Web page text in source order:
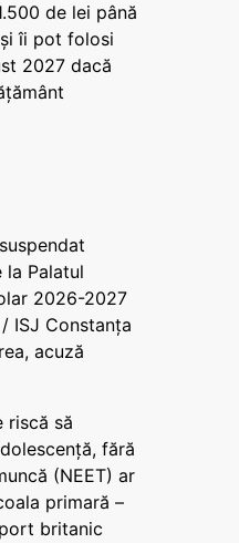
de lei până
îi pot folosi
2027 dacă
la Palatul
2026-2027
ISJ Constanța
acuză
riscă să
fără
(NEET) ar
primară –
britanic